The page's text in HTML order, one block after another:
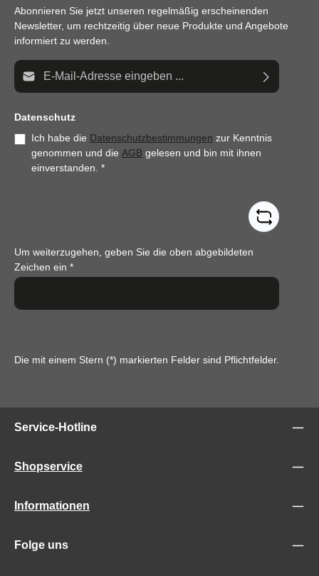
Abonnieren Sie jetzt unseren regelmäßig erscheinenden
Newsletter, um rechtzeitig über neue Produkte und Angebote
informiert zu werden.
E-Mail-Adresse*
Datenschutz
Ich habe die Datenschutzbestimmungen zur Kenntnis
genommen und die AGB gelesen und bin mit ihnen
einverstanden. *
Um weiterzugehen, geben Sie die oben abgebildeten
Zeichen ein *
Die mit einem Stern (*) markierten Felder sind Pflichtfelder.
Service-Hotline
Shopservice
Informationen
Folge uns